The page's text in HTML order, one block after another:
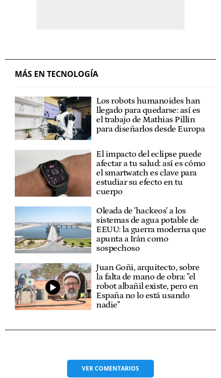
MÁS EN TECNOLOGÍA
Los robots humanoides han
llegado para quedarse: así es
el trabajo de Mathias Pillin
para diseñarlos desde Europa
El impacto del eclipse puede
afectar a tu salud: así es cómo
el smartwatch es clave para
estudiar su efecto en tu
cuerpo
Oleada de 'hackeos' a los
sistemas de agua potable de
EEUU: la guerra moderna que
apunta a Irán como
sospechoso
Juan Goñi, arquitecto, sobre
la falta de mano de obra: "el
robot albañil existe, pero en
España no lo está usando
nadie"
VERCOMENTARIOS